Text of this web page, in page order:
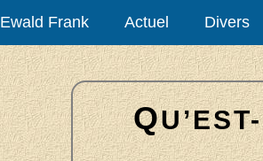
Ewald Frank Actuel Divers
Q